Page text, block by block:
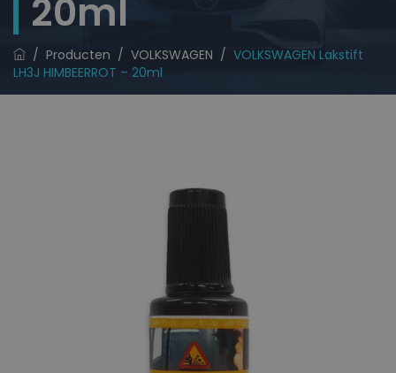
20ml
/ Producten / VOLKSWAGEN / VOLKSWAGEN Lakstift
LH3J HIMBEERROT – 20ml